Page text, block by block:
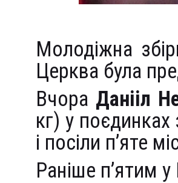
Молодіжна
Церква була
Вчора Данііл
кг) у поєдинках
і посіли п’яте
Раніше п’ятим у